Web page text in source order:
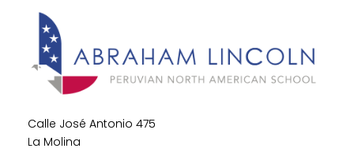
Calle José Antonio 475
La Molina